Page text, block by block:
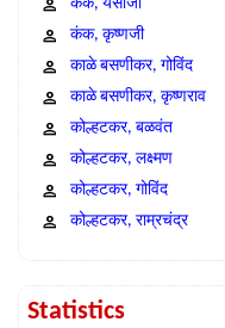
कंक, येसाजी
कंक, कृष्णजी
काळे बसणीकर, गोविंद
काळे बसणीकर, कृष्णराव
कोल्हटकर, बळवंत
कोल्हटकर, लक्ष्मण
कोल्हटकर, गोविंद
कोल्हटकर, राम्रचंद्र
Statistics